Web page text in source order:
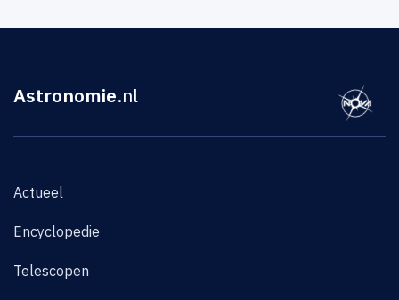
Astronomie.nl
Actueel
Encyclopedie
Telescopen